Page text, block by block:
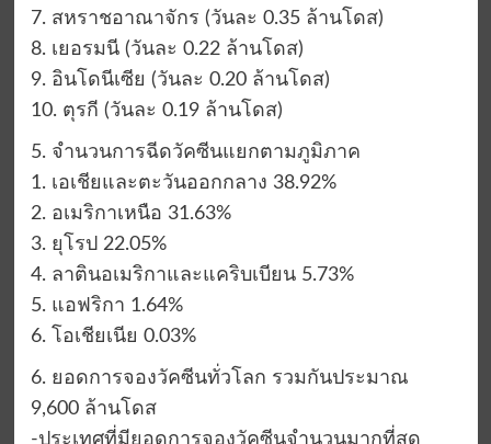
7. สหราชอาณาจักร (วันละ 0.35 ล้านโดส)
8. เยอรมนี (วันละ 0.22 ล้านโดส)
9. อินโดนีเซีย (วันละ 0.20 ล้านโดส)
10. ตุรกี (วันละ 0.19 ล้านโดส)
5. จำนวนการฉีดวัคซีนแยกตามภูมิภาค
1. เอเชียและตะวันออกกลาง 38.92%
2. อเมริกาเหนือ 31.63%
3. ยุโรป 22.05%
4. ลาตินอเมริกาและแคริบเบียน 5.73%
5. แอฟริกา 1.64%
6. โอเชียเนีย 0.03%
6. ยอดการจองวัคซีนทั่วโลก รวมกันประมาณ
9,600 ล้านโดส